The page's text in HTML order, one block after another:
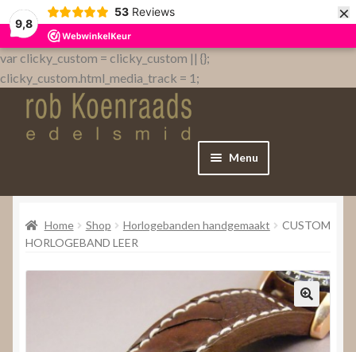
9,8
53 Reviews ×
var clicky_custom = clicky_custom || {};
clicky_custom.html_media_track = 1;
Menu
Home
WebShop
Home Shop Horlogebanden handgemaakt
CUSTOM
HORLOGEBAND LEER